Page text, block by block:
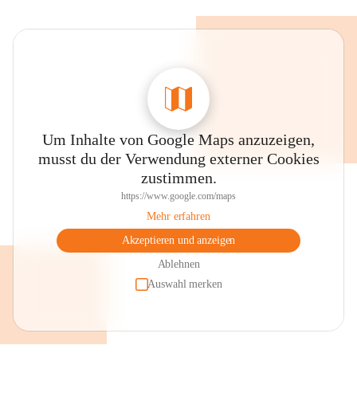
Um Inhalte von Google Maps anzuzeigen,
musst du der Verwendung externer Cookies
zustimmen.
https://www.google.com/maps
Mehr erfahren
Akzeptieren und anzeigen
Ablehnen
Auswahl merken